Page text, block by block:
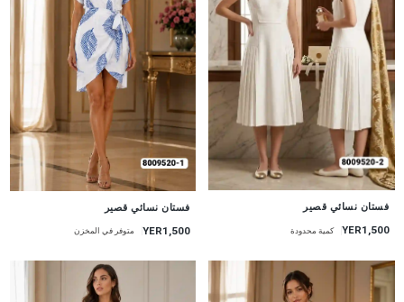
جديد
فستان نسائي قصير
YER1,500 كمية محدودة
فستان نسائي قصير
YER1,500 متوفر في المخزن